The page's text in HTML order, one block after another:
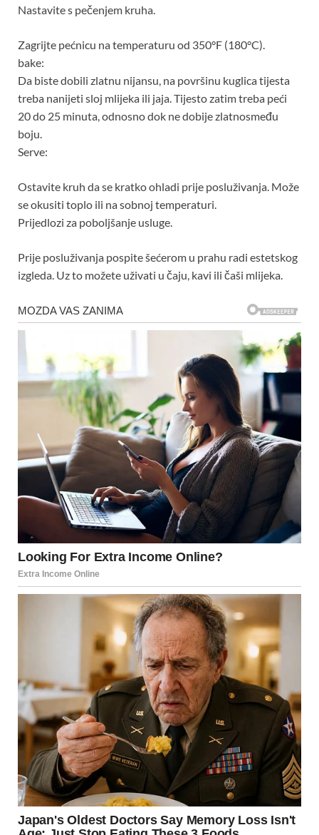
Nastavite s pečenjem kruha.
Zagrijte pećnicu na temperaturu od 350°F (180°C).
bake:
Da biste dobili zlatnu nijansu, na površinu kuglica tijesta
treba nanijeti sloj mlijeka ili jaja. Tijesto zatim treba peći
20 do 25 minuta, odnosno dok ne dobije zlatnosmeđu
boju.
Serve:
Ostavite kruh da se kratko ohladi prije posluživanja. Može
se okusiti toplo ili na sobnoj temperaturi.
Prijedlozi za poboljšanje usluge.
Prije posluživanja pospite šećerom u prahu radi estetskog
izgleda. Uz to možete uživati ​​u čaju, kavi ili čaši mlijeka.